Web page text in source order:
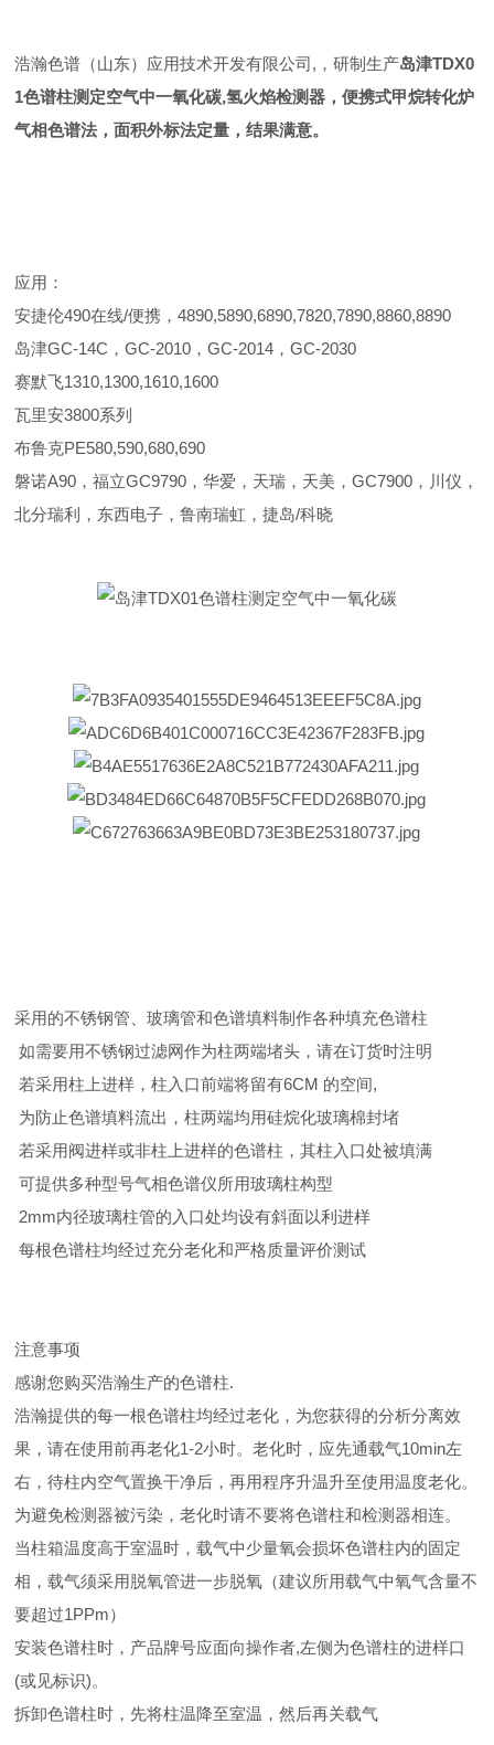
浩瀚色谱（山东）应用技术开发有限公司,，研制生产岛津TDX0
1色谱柱测定空气中一氧化碳,氢火焰检测器，便携式甲烷转化炉
气相色谱法，面积外标法定量，结果满意。
应用：
安捷伦490在线/便携，4890,5890,6890,7820,7890,8860,8890
岛津GC-14C，GC-2010，GC-2014，GC-2030
赛默飞1310,1300,1610,1600
瓦里安3800系列
布鲁克PE580,590,680,690
磐诺A90，福立GC9790，华爱，天瑞，天美，GC7900，川仪，
北分瑞利，东西电子，鲁南瑞虹，捷岛/科晓
采用的不锈钢管、玻璃管和色谱填料制作各种填充色谱柱
如需要用不锈钢过滤网作为柱两端堵头，请在订货时注明
若采用柱上进样，柱入口前端将留有6CM 的空间,
为防止色谱填料流出，柱两端均用硅烷化玻璃棉封堵
若采用阀进样或非柱上进样的色谱柱，其柱入口处被填满
可提供多种型号气相色谱仪所用玻璃柱构型
2mm内径玻璃柱管的入口处均设有斜面以利进样
每根色谱柱均经过充分老化和严格质量评价测试
注意事项
感谢您购买浩瀚生产的色谱柱.
浩瀚提供的每一根色谱柱均经过老化，为您获得的分析分离效
果，请在使用前再老化1-2小时。老化时，应先通载气10min左
右，待柱内空气置换干净后，再用程序升温升至使用温度老化。
为避免检测器被污染，老化时请不要将色谱柱和检测器相连。
当柱箱温度高于室温时，载气中少量氧会损坏色谱柱内的固定
相，载气须采用脱氧管进一步脱氧（建议所用载气中氧气含量不
要超过1PPm）
安装色谱柱时，产品牌号应面向操作者,左侧为色谱柱的进样口
(或见标识)。
拆卸色谱柱时，先将柱温降至室温，然后再关载气